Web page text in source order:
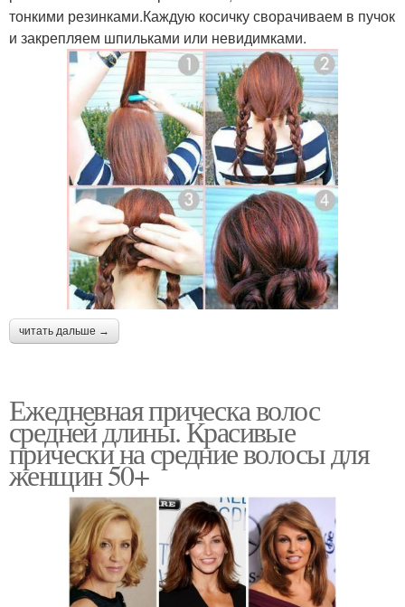
тонкими резинками.Каждую косичку сворачиваем в пучок
и закрепляем шпильками или невидимками.
читать дальше →
Ежедневная прическа волос
средней длины. Красивые
прически на средние волосы для
женщин 50+